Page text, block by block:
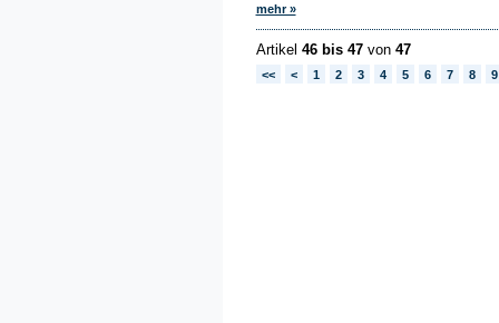
mehr »
Artikel 46 bis 47von 47
<< < 1 2 3 4 5 6 7 8 9